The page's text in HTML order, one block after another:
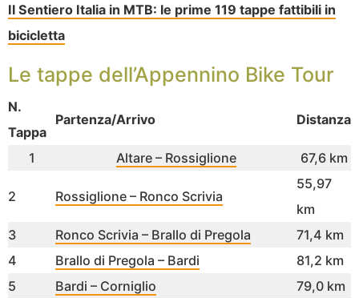
Il Sentiero Italia in MTB: le prime 119 tappe fattibili in
bicicletta
Le tappe dell’Appennino Bike Tour
N.
Tappa
Partenza/Arrivo Distanza
1 Altare – Rossiglione 67,6 km
2 Rossiglione – Ronco Scrivia
55,97
km
3
Ronco Scrivia – Brallo di Pregola
71,4 km
4
Brallo di Pregola – Bardi
81,2 km
5
Bardi – Corniglio
79,0 km